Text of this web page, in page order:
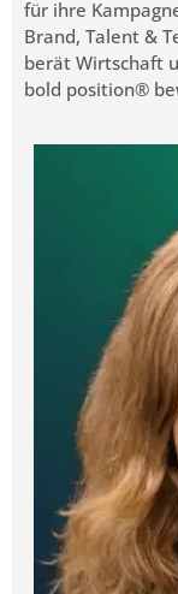
für ihre
Brand, Talent &
berät Wirtschaft
bold position®